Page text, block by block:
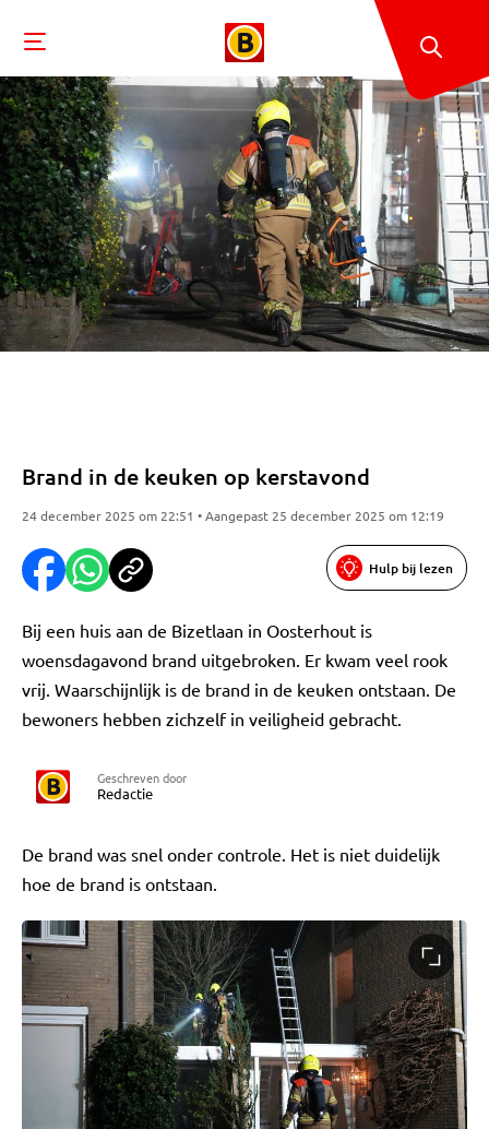
Brand in de keuken op kerstavond
24 december 2025 om 22:51 • Aangepast 25 december 2025 om 12:19
Hulp bij lezen
Bij een huis aan de Bizetlaan in Oosterhout is
woensdagavond brand uitgebroken. Er kwam veel rook
vrij. Waarschijnlijk is de brand in de keuken ontstaan. De
bewoners hebben zichzelf in veiligheid gebracht.
Geschreven door
Redactie
De brand was snel onder controle. Het is niet duidelijk
hoe de brand is ontstaan.